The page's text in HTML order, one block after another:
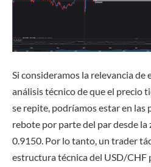
Si consideramos la relevancia de
análisis técnico de que el precio
se repite, podríamos estar en las
rebote por parte del par desde la
0.9150. Por lo tanto, un trader
estructura técnica del USD/CHF